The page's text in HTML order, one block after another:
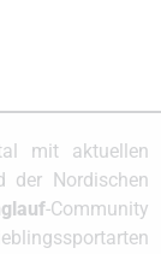
mit aktuellen
der Nordischen
-Community